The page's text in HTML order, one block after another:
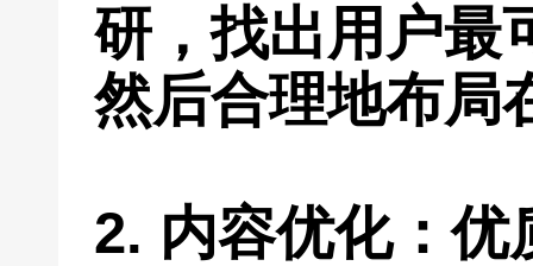
研，找出用户最
然后合理地布局
2. 内容优化：优